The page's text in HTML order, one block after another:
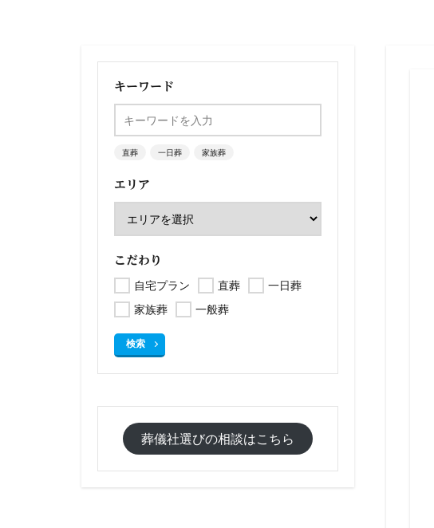
キーワード
直葬 一日葬 家族葬
エリア
こだわり
自宅プラン 直葬
一日葬
家族葬
一般葬
検索
葬儀社選びの相談はこちら